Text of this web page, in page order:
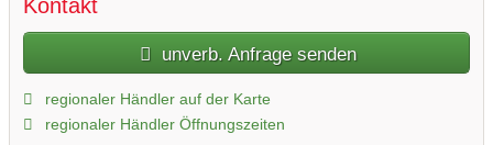
Wein aus der Südsteiermark, Safran aus der
Weststeiermark, Honig und Propolis. Die Seifen sind
rückfettend, besonders hautverträglich und Großteils
vegan.
Kontakt
unverb. Anfrage senden
regionaler Händler auf der Karte
regionaler Händler Öffnungszeiten